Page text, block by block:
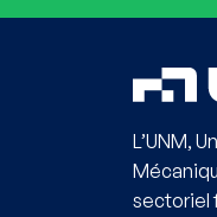
L’UNM,
sectoriel